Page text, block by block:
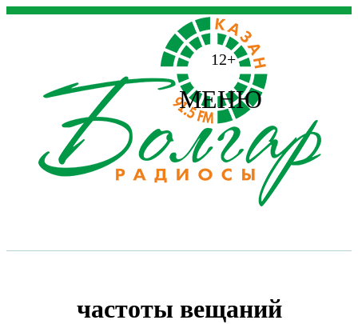
12+
МЕНЮ
частоты вещаний